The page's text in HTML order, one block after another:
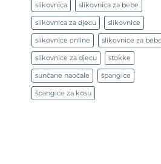
slikovnica slikovnica za bebe
slikovnica za djecu slikovnice
slikovnice online slikovnice za bebe
slikovnice za djecu stokke
sunčane naočale špangice
špangice za kosu